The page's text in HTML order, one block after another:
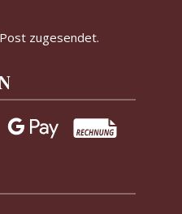
zugesendet.